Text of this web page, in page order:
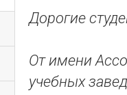
Дорогие
От имени
учебных